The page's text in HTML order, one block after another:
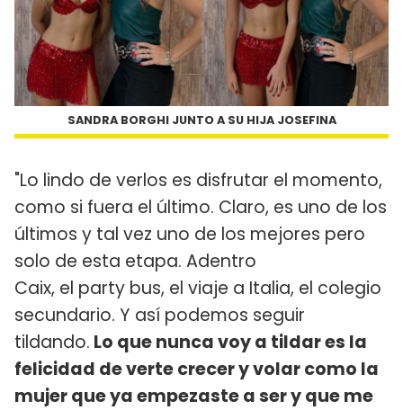
SANDRA BORGHI JUNTO A SU HIJA JOSEFINA
"Lo lindo de verlos es disfrutar el momento,
como si fuera el último. Claro, es uno de los
últimos y tal vez uno de los mejores pero
solo de esta etapa. Adentro
Caix, el party bus, el viaje a Italia, el colegio
secundario. Y así podemos seguir
tildando. Lo que nunca voy a tildar es la
felicidad de verte crecer y volar como la
mujer que ya empezaste a ser y que me